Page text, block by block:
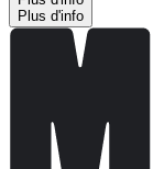
Plus d'info